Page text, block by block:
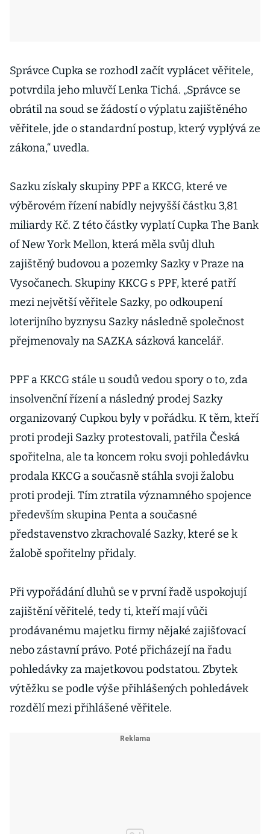
Správce Cupka se rozhodl začít vyplácet věřitele,
potvrdila jeho mluvčí Lenka Tichá. „Správce se
obrátil na soud se žádostí o výplatu zajištěného
věřitele, jde o standardní postup, který vyplývá ze
zákona,“ uvedla.
Sazku získaly skupiny PPF a KKCG, které ve
výběrovém řízení nabídly nejvyšší částku 3,81
miliardy Kč. Z této částky vyplatí Cupka The Bank
of New York Mellon, která měla svůj dluh
zajištěný budovou a pozemky Sazky v Praze na
Vysočanech. Skupiny KKCG s PPF, které patří
mezi největší věřitele Sazky, po odkoupení
loterijního byznysu Sazky následně společnost
přejmenovaly na SAZKA sázková kancelář.
PPF a KKCG stále u soudů vedou spory o to, zda
insolvenční řízení a následný prodej Sazky
organizovaný Cupkou byly v pořádku. K těm, kteří
proti prodeji Sazky protestovali, patřila Česká
spořitelna, ale ta koncem roku svoji pohledávku
prodala KKCG a současně stáhla svoji žalobu
proti prodeji. Tím ztratila významného spojence
především skupina Penta a současné
představenstvo zkrachovalé Sazky, které se k
žalobě spořitelny přidaly.
Při vypořádání dluhů se v první řadě uspokojují
zajištění věřitelé, tedy ti, kteří mají vůči
prodávanému majetku firmy nějaké zajišťovací
nebo zástavní právo. Poté přicházejí na řadu
pohledávky za majetkovou podstatou. Zbytek
výtěžku se podle výše přihlášených pohledávek
rozdělí mezi přihlášené věřitele.